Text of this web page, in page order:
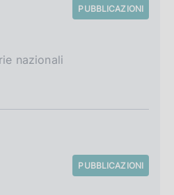
PUBBLICAZIONI
nazionali
PUBBLICAZIONI